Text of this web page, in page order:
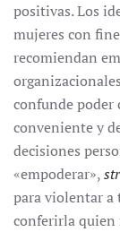
positivas. Los
mujeres con
recomiendan
confunde poder
conveniente y
decisiones
«empoderar»,
para violentar a
conferirla quien